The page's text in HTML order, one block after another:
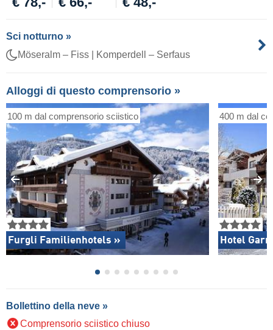
Sci notturno »
Möseralm – Fiss
Komperdell – Serfaus
Alloggi di questo comprensorio »
100 m dal comprensorio sciistico
Furgli Familienhotels »
400 m dal
Hotel
Bollettino della neve »
Comprensorio sciistico chiuso